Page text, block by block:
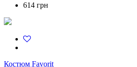
614 грн
Костюм Favorit